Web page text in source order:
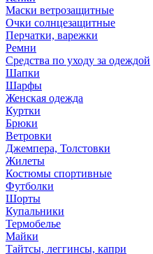
Маски ветрозащитные
Очки солнцезащитные
Перчатки, варежки
Ремни
Средства по уходу за одеждой
Шапки
Шарфы
Женская одежда
Куртки
Брюки
Ветровки
Джемпера, Толстовки
Жилеты
Костюмы спортивные
Футболки
Шорты
Купальники
Термобелье
Майки
Тайтсы, леггинсы, капри